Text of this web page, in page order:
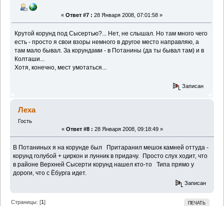
« Ответ #7 : 28 Января 2008, 07:01:58 »
Крутой корунд под Сысертью?... Нет, не слышал. Но там много чего
есть - просто я свои взоры немного в другое место направляю, а
там мало бывал. За корундами - в Потанины (да ты бывал там) и в
Колташи...
Хотя, конечно, мест умотаться...
Записан
Леха
Гость
« Ответ #8 : 28 Января 2008, 09:18:49 »
В Потаниных я на корунде был
Притаранил мешок камней оттуда -
корунд голубой + циркон и лунник в придачу. Просто слух ходит, что
в районе Верхней Сысерти корунд нашел кто-то
Типа прямо у
дороги, что с Ёбурга идет.
Записан
ПЕЧАТЬ
Страницы: [1]